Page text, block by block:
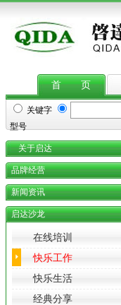
首 页
关键字
型号
关于启达
品牌经营
新闻资讯
启达沙龙
在线培训
快乐工作
快乐生活
经典分享